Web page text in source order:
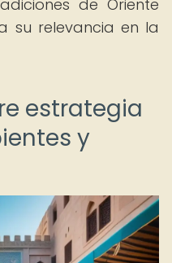
de Oriente
su relevancia en la
estrategia
y